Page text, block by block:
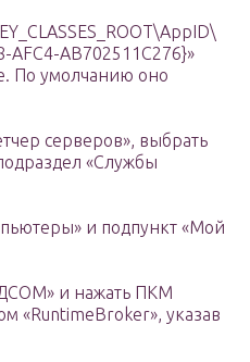
AFC4-AB702511C276}»
По умолчанию оно
серверов», выбрать
«Службы
и подпункт «Мой
и нажать ПКМ
«RuntimeBroker», указав